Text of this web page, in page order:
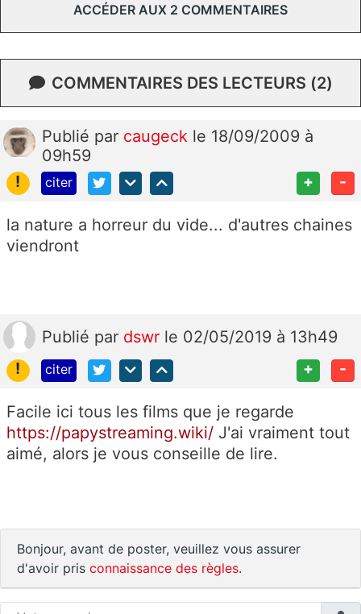
ACCÉDER AUX 2 COMMENTAIRES
COMMENTAIRES DES LECTEURS (2)
Publié par caugeck le 18/09/2009 à
09h59
!
citer + -
la nature a horreur du vide... d'autres chaines
viendront
Publié par dswr le 02/05/2019 à 13h49
!
citer + -
Facile ici tous les films que je regarde
https://papystreaming.wiki/ J'ai vraiment tout
aimé, alors je vous conseille de lire.
Bonjour, avant de poster, veuillez vous assurer
d'avoir pris connaissance des règles.